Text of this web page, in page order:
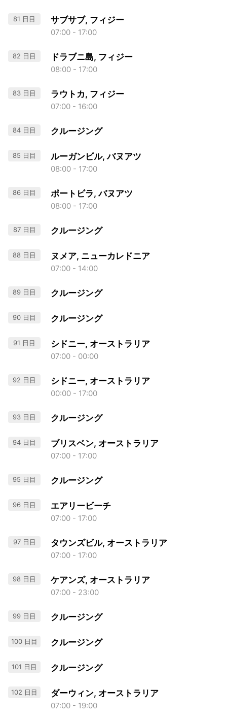
81 日目 サブサブ, フィジー
07:00 - 17:00
82 日目 ドラブニ島, フィジー
08:00 - 17:00
83 日目 ラウトカ, フィジー
07:00 - 16:00
84 日目 クルージング
85 日目 ルーガンビル, バヌアツ
08:00 - 17:00
86 日目 ポートビラ, バヌアツ
08:00 - 17:00
87 日目 クルージング
88 日目 ヌメア, ニューカレドニア
07:00 - 14:00
89 日目 クルージング
90 日目 クルージング
91 日目 シドニー, オーストラリア
07:00 - 00:00
92 日目 シドニー, オーストラリア
00:00 - 17:00
93 日目 クルージング
94 日目 ブリスベン, オーストラリア
07:00 - 17:00
95 日目 クルージング
96 日目 エアリービーチ
07:00 - 17:00
97 日目 タウンズビル, オーストラリア
07:00 - 17:00
98 日目 ケアンズ, オーストラリア
07:00 - 23:00
99 日目 クルージング
100 日目 クルージング
101 日目 クルージング
102 日目 ダーウィン, オーストラリア
07:00 - 19:00